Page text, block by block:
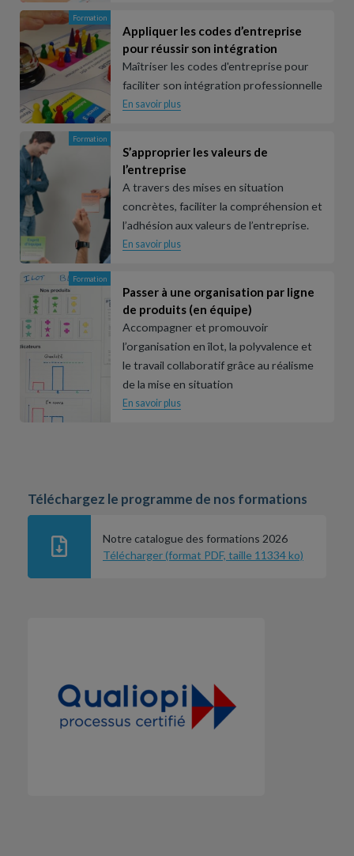
Formation
Appliquer les codes d’entreprise
pour réussir son intégration
Maîtriser les codes d'entreprise pour
faciliter son intégration professionnelle
En savoir plus
Formation
S’approprier les valeurs de
l’entreprise
A travers des mises en situation
concrètes, faciliter la compréhension et
l’adhésion aux valeurs de l’entreprise.
En savoir plus
Formation
Passer à une organisation par ligne
de produits (en équipe)
Accompagner et promouvoir
l’organisation en îlot, la polyvalence et
le travail collaboratif grâce au réalisme
de la mise en situation
En savoir plus
Téléchargez le programme de nos formations
Notre catalogue des formations 2026
Télécharger (format PDF, taille 11334 ko)